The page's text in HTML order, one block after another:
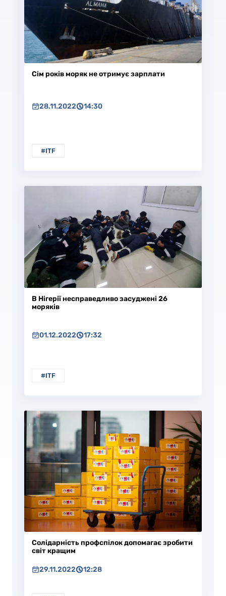
Сім років моряк не отримує зарплати
28.11.2022 14:30
#ITF
В Нігерії несправедливо засуджені 26
моряків
01.12.2022 17:32
#ITF
Солідарність профспілок допомагає зробити
світ кращим
29.11.2022 12:28